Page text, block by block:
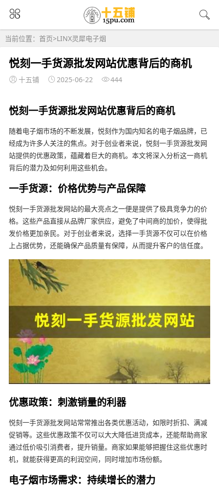
当前位置： 首页>LINX灵犀电子烟
悦刻一手货源批发网站优惠背后的商机
十五铺 2025-06-22 444
悦刻一手货源批发网站优惠背后的商机
随着电子烟市场的不断发展，悦刻作为国内知名的电子烟品牌，已
经成为许多人关注的焦点。对于创业者来说，悦刻一手货源批发网
站提供的优惠政策，蕴藏着巨大的商机。本文将深入分析这一商机
背后的潜力及如何利用这些机会。
一手货源：价格优势与产品保障
悦刻一手货源批发网站的最大亮点之一便是提供了极具竞争力的价
格。这些产品直接从品牌厂家供应，避免了中间商的加价，使得批
发价格更加亲民。对于创业者来说，选择一手货源不仅可以在价格
上占据优势，还能确保产品质量有保障，从而提升客户的信任度。
优惠政策：刺激销量的利器
悦刻一手货源批发网站常常推出各类优惠活动，如限时折扣、满减
促销等。这些优惠政策不仅可以大大降低进货成本，还能帮助商家
通过低价吸引消费者，提升销量。商家如果能够把握住这些优惠时
机，就能获得更高的利润空间，同时增加市场份额。
电子烟市场需求：持续增长的潜力